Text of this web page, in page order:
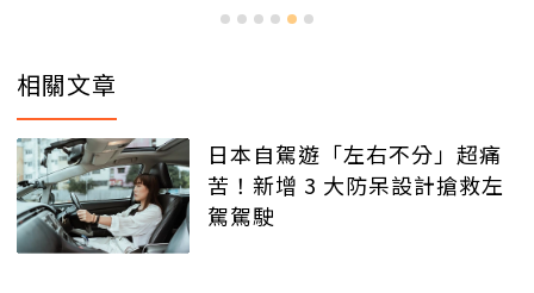
相關文章
日本自駕遊「左右不分」超痛
苦！新增 3 大防呆設計搶救左
駕駕駛